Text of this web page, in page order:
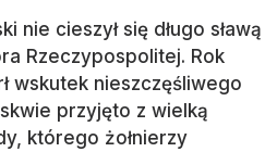
nie cieszył się długo sławą
Rzeczypospolitej. Rok
wskutek nieszczęśliwego
przyjęto z wielką
którego żołnierzy